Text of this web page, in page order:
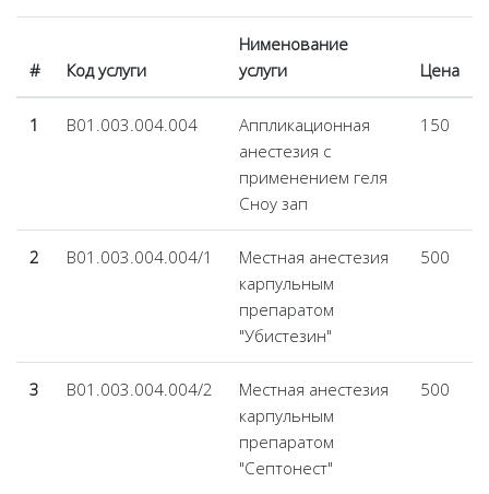
# Код услуги
Нименование
услуги
Цена
1 В01.003.004.004
Аппликационная
анестезия с
применением геля
Сноу зап
150
2 В01.003.004.004/1
Местная анестезия
карпульным
препаратом
"Убистезин"
500
3 В01.003.004.004/2
Местная анестезия
карпульным
препаратом
"Септонест"
500